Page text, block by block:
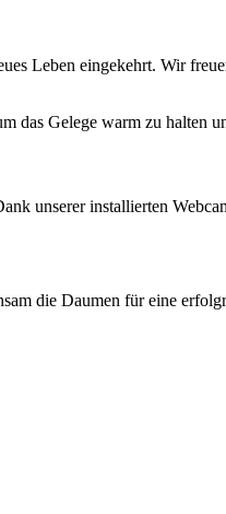
Leben eingekehrt. Wir
Gelege warm zu halten
unserer installierten
die Daumen für eine